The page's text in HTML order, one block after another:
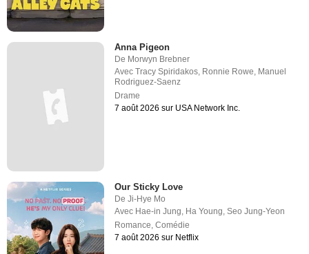
Anna Pigeon
De Morwyn Brebner
AvecTracy Spiridakos Ronnie Rowe Manuel
Rodriguez-Saenz
Drame
7 août 2026 sur USA Network Inc.
Our Sticky Love
DeJi-Hye Mo
Avec Hae-in Jung, Ha Young,Seo Jung-Yeon
Romance,Comédie
7 août 2026 sur Netflix